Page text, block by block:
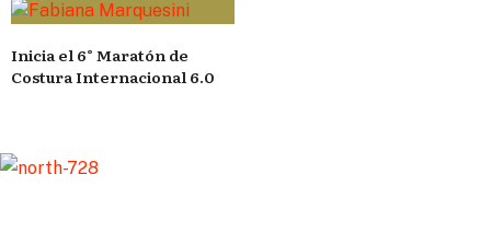
Inicia el 6° Maratón de
Costura Internacional 6.0